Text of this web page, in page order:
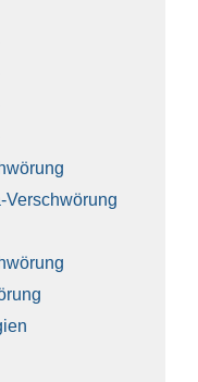
Ver­schwö­rung